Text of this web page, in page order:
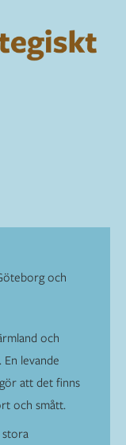
och
och
levande
att det finns
och smått.